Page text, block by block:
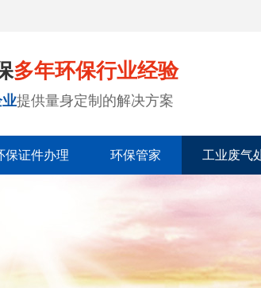
多年环保行业经验
提供量身定制的解决方案
保证件办理 环保管家 工业废气